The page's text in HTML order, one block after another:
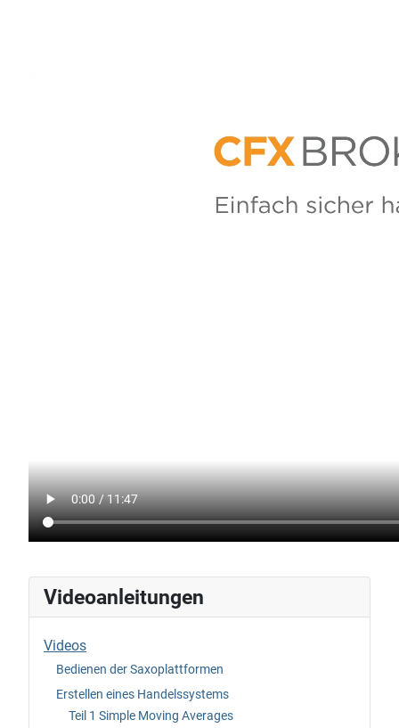
Videoanleitungen
Videos
Bedienen der Saxoplattformen
Erstellen eines Handelssystems
Teil 1 Simple Moving Averages